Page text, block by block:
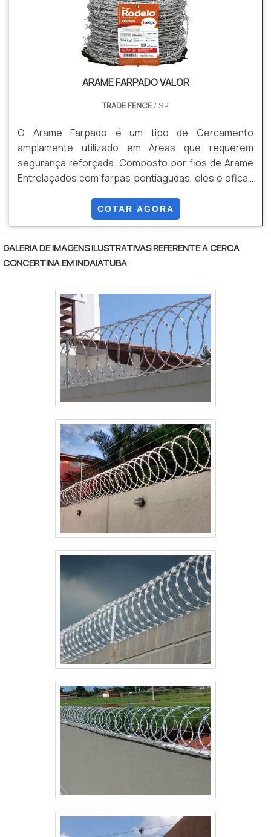
ARAME FARPADO VALOR
TRADE FENCE/ SP
O Arame Farpado é um tipo de Cercamento
amplamente utilizado em Áreas que requerem
segurança reforçada. Composto por fios de Arame
Entrelaçados com farpas pontiagudas, eles é eficaz
Vantagens - Segurança , Durabilidade, Custo
Beneficio, instalação simples, flexibilidade, entre
COTAR AGORA
GALERIA DE IMAGENS ILUSTRATIVAS REFERENTE A CERCA
CONCERTINA EM INDAIATUBA